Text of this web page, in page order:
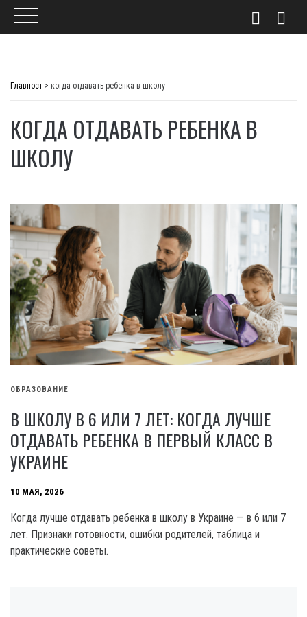
Главпост > когда отдавать ребенка в школу
КОГДА ОТДАВАТЬ РЕБЕНКА В
ШКОЛУ
ОБРАЗОВАНИЕ
В ШКОЛУ В 6 ИЛИ 7 ЛЕТ: КОГДА ЛУЧШЕ
ОТДАВАТЬ РЕБЕНКА В ПЕРВЫЙ КЛАСС В
УКРАИНЕ
10 МАЯ, 2026
Когда лучше отдавать ребенка в школу в Украине — в 6 или 7
лет. Признаки готовности, ошибки родителей, таблица и
практические советы.